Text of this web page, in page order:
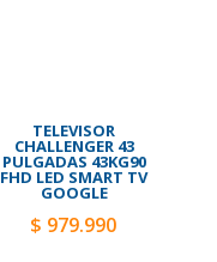
TELEVISOR
CHALLENGER 43
PULGADAS 43KG90
FHD LED SMART TV
GOOGLE
$ 979.990